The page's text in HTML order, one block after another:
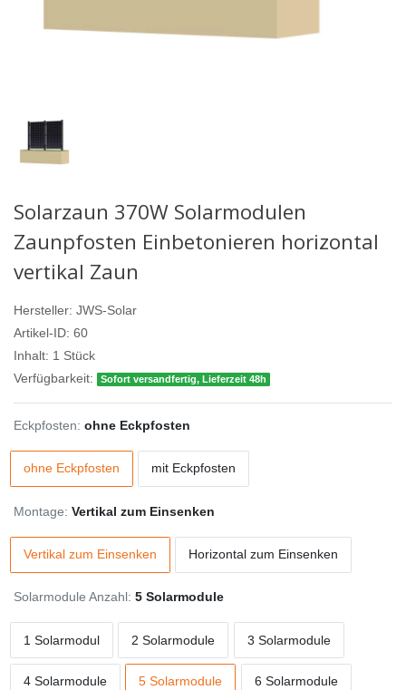
Solarzaun 370W Solarmodulen
Zaunpfosten Einbetonieren horizontal
vertikal Zaun
Hersteller: JWS-Solar
Artikel-ID: 60
Inhalt: 1 Stück
Verfügbarkeit:
Sofort versandfertig, Lieferzeit 48h
Eckpfosten: ohne Eckpfosten
ohne Eckpfosten mit Eckpfosten
Montage: Vertikal zum Einsenken
Vertikal zum Einsenken Horizontal zum Einsenken
Solarmodule Anzahl: 5 Solarmodule
1 Solarmodul 2 Solarmodule 3 Solarmodule
4 Solarmodule 5 Solarmodule 6 Solarmodule